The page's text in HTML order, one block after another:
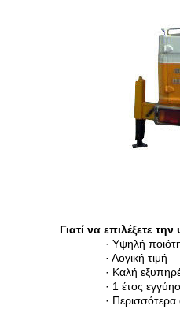
Γιατί να επιλέξετε
· Υψηλή
· Λογική τιμή
· Καλή
· 1 έτος
· Περισσότερα